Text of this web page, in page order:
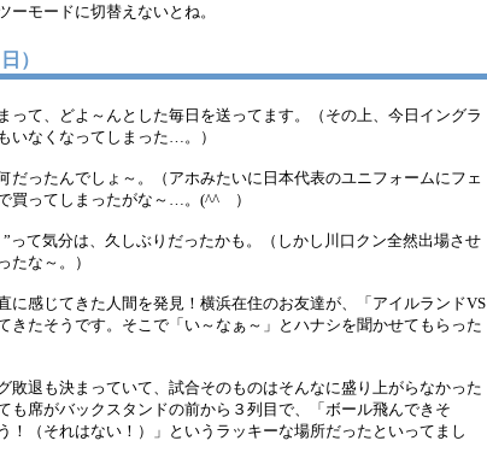
モードに切替えないとね。
日）
て、どよ～んとした毎日を送ってます。（その上、今日イングラ
いなくなってしまった…。）
ったんでしょ～。（アホみたいに日本代表のユニフォームにフェ
買ってしまったがな～…。(^^ゞ）
って気分は、久しぶりだったかも。（しかし川口クン全然出場させ
たな～。）
感じてきた人間を発見！横浜在住のお友達が、「アイルランドVS
きたそうです。そこで「い～なぁ～」とハナシを聞かせてもらった
退も決まっていて、試合そのものはそんなに盛り上がらなかった
も席がバックスタンドの前から３列目で、「ボール飛んできそ
！（それはない！）」というラッキーな場所だったといってまし